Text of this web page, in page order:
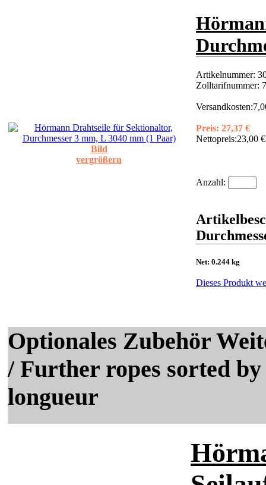
Bild
vergrößern
Artikelnummer:
Zolltarifnummer:
Versandkosten:
Preis: 27,37 €
Nettopreis:23,00 €
Anzahl:
Net: 0.244 kg
Dieses Produkt
Optionales Zubehör
/ Further ropes sorted
longueur